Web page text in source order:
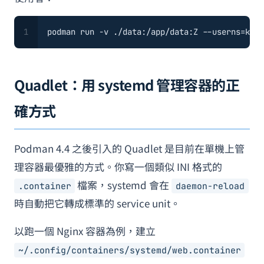
1 podman run -v ./data:/app/data:Z --
Quadlet：用 systemd 管理容器的正
確方式
Podman 4.4 之後引入的 Quadlet 是目前在單機上管
理容器最優雅的方式。你寫一個類似 INI 格式的
.container 檔案，systemd 會在 daemon-reload
時自動把它轉成標準的 service unit。
以跑一個 Nginx 容器為例，建立
~/.config/containers/systemd/web.container